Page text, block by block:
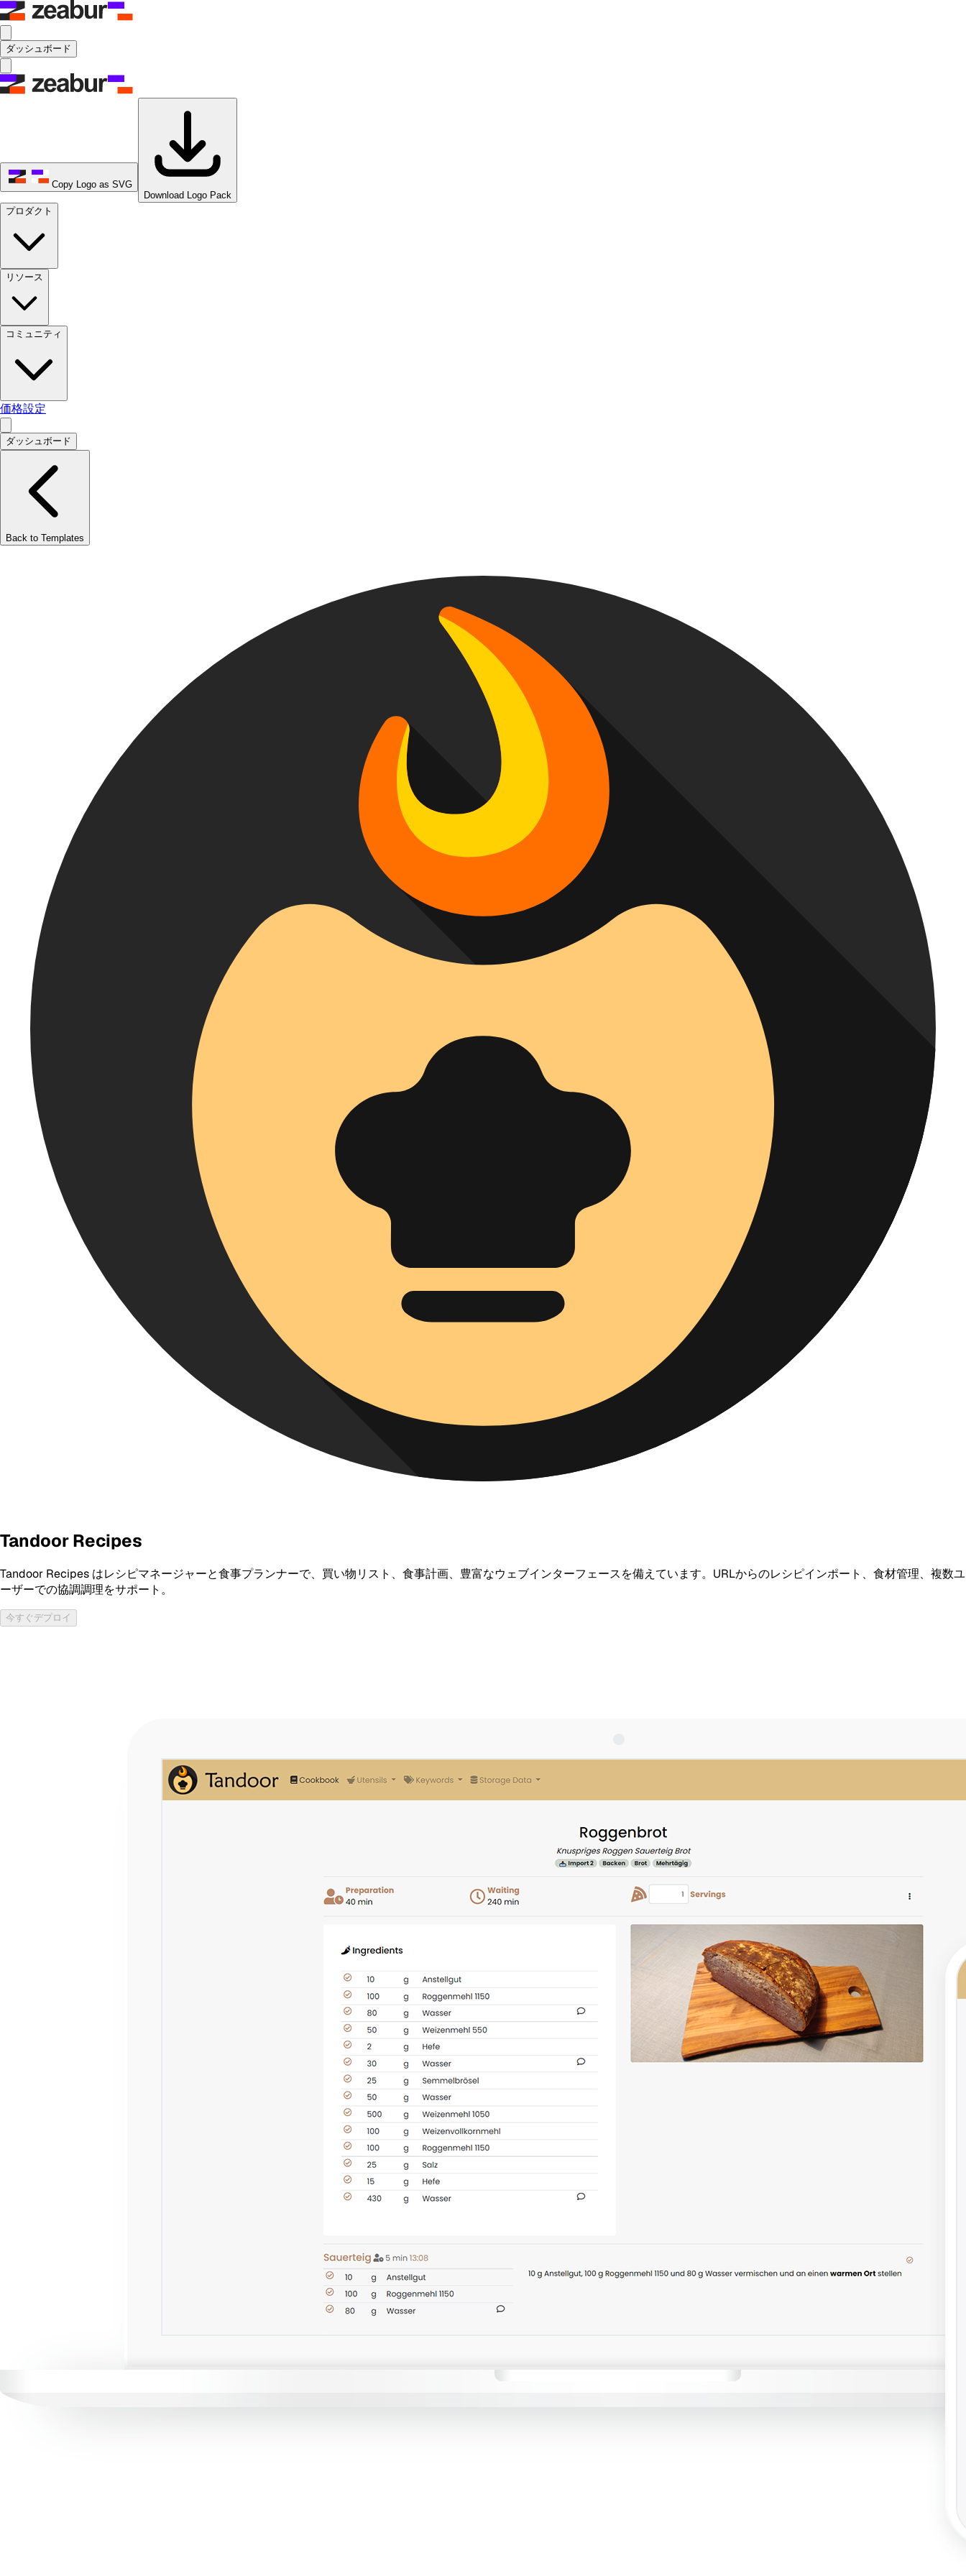
ダッシュボード
Copy Logo as SVG
Download Logo Pack
プロダクト
リソース
コミュニティ
価格設定
ダッシュボード
Back to Templates
Tandoor Recipes
Tandoor Recipes はレシピマネージャーと食事プランナーで、買い物リスト、食事計画、豊富なウェブインターフェースを備えています。URLからのレシピインポート、食材管理、複数ユ
ーザーでの協調調理をサポート。
今すぐデプロイ